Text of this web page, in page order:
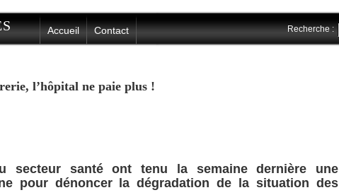
Accueil Contact Recherche :
l’hôpital ne paie plus !
secteur santé ont tenu la semaine dernière une
pour dénoncer la dégradation de la situation des